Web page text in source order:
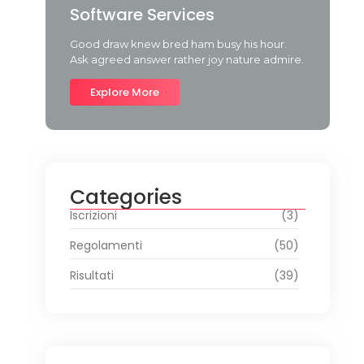
Software Services
Good draw knew bred ham busy his hour.
Ask agreed answer rather joy nature admire.
Explore More
Categories
Iscrizioni
(3)
Regolamenti
(50)
Risultati
(39)